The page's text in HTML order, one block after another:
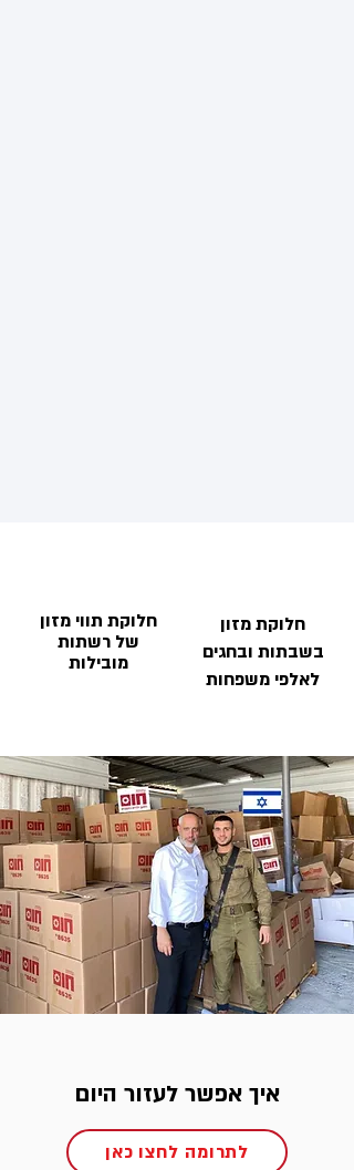
חלוקת תווי מזון
של רשתות
מובילות
חלוקת מזון
בשבתות ובחגים
לאלפי משפחות
איך אפשר לעזור היום
לתרומה לחצו כאן